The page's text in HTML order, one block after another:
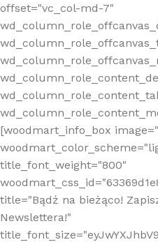
offset="vc_col-md-7"
[woodmart_info_box
title_font_weight="800"
title="Bądź na bieżąco!
Newslettera!"